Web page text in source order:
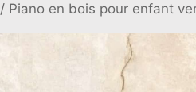
/ Piano en bois pour enfant